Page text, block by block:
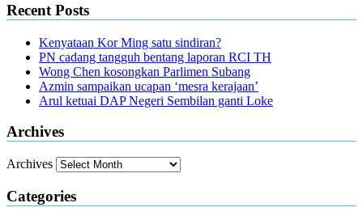
Recent Posts
Kenyataan Kor Ming satu sindiran?
PN cadang tangguh bentang laporan RCI TH
Wong Chen kosongkan Parlimen Subang
Azmin sampaikan ucapan ‘mesra kerajaan’
Arul ketuai DAP Negeri Sembilan ganti Loke
Archives
Archives
Categories